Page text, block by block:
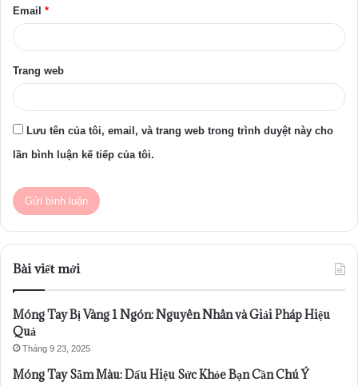
Email *
Trang web
Lưu tên của tôi, email, và trang web trong trình duyệt này cho
lần bình luận kế tiếp của tôi.
Bài viết mới
Móng Tay Bị Vàng 1 Ngón: Nguyên Nhân và Giải Pháp Hiệu
Quả
Tháng 9 23, 2025
Móng Tay Sẫm Màu: Dấu Hiệu Sức Khỏe Bạn Cần Chú Ý